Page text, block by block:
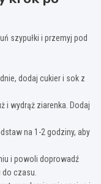
szypułki i przemyj pod
dodaj cukier i sok z
i wydrąż ziarenka. Dodaj
na 1-2 godziny, aby
i powoli doprowadź
czasu.